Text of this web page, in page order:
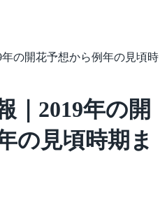
の開花予想から例年の見頃時
｜2019年の開
の見頃時期ま